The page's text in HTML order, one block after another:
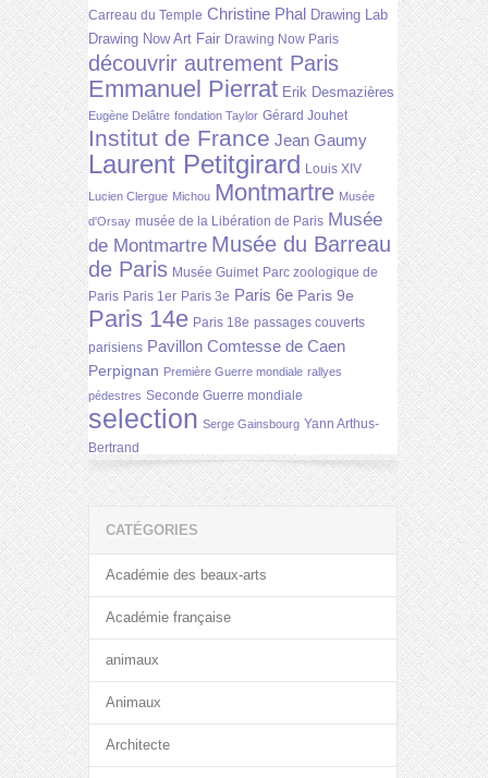
Carreau du Temple Christine Phal Drawing Lab
Drawing Now Art Fair Drawing Now Paris
découvrir autrement Paris
Emmanuel Pierrat Erik Desmazières
Eugène Delâtre fondation Taylor Gérard Jouhet
Institut de France Jean Gaumy
Laurent Petitgirard Louis XIV
Lucien Clergue Michou Montmartre Musée
d'Orsay musée de la Libération de Paris Musée
de Montmartre Musée du Barreau
de Paris Musée Guimet Parc zoologique de
Paris Paris 1er Paris 3e Paris 6e Paris 9e
Paris 14e Paris 18e passages couverts
parisiens Pavillon Comtesse de Caen
Perpignan Première Guerre mondiale rallyes
pédestres Seconde Guerre mondiale
selection Serge Gainsbourg Yann Arthus-
Bertrand
CATÉGORIES
Académie des beaux-arts
Académie française
animaux
Animaux
Architecte